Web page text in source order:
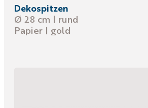
Dekospitzen
Ø 28 cm | rund
Papier | gold